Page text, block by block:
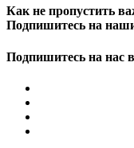
Как не пропустить
Подпишитесь на
Подпишитесь на нас